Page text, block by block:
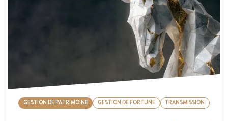
GESTION DE FORTUNE
GESTION DE PATRIMOINE TRANSMISSION